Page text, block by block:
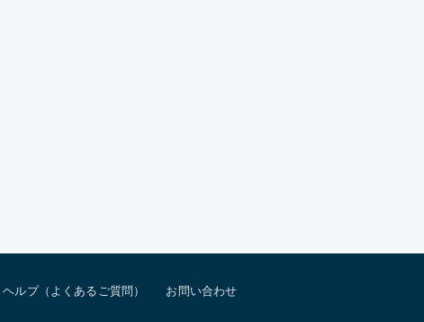
ヘルプ（よくあるご質問） お問い合わせ